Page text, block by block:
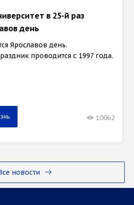
новости
в 25-й раз
день
Ярославов день.
проводится с 1997 года.
10062